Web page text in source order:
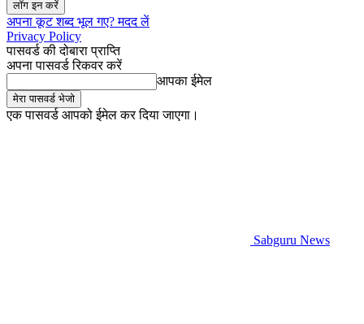
अपना कूट शब्द भूल गए? मदद लें
Privacy Policy
पासवर्ड की दोबारा प्राप्ति
अपना पासवर्ड रिकवर करें
आपका ईमेल
एक पासवर्ड आपको ईमेल कर दिया जाएगा।
Sabguru News